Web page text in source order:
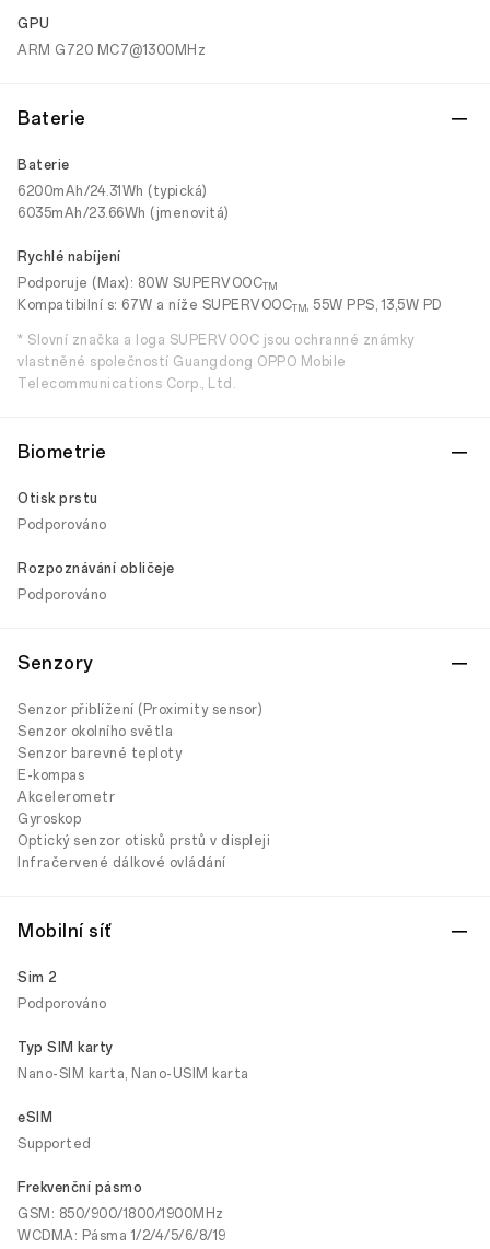
GPU
ARM G720 MC7@1300MHz
Baterie
Baterie
6200mAh/24.31Wh (typická)
6035mAh/23.66Wh (jmenovitá)
Rychlé nabíjení
Podporuje (Max): 80W SUPERVOOCTM
Kompatibilní s: 67W a níže SUPERVOOCTM, 55W PPS, 13,5W PD
* Slovní značka a loga SUPERVOOC jsou ochranné známky
vlastněné společností Guangdong OPPO Mobile
Telecommunications Corp., Ltd.
Biometrie
Otisk prstu
Podporováno
Rozpoznávání obličeje
Podporováno
Senzory
Senzor přiblížení (Proximity sensor)
Senzor okolního světla
Senzor barevné teploty
E-kompas
Akcelerometr
Gyroskop
Optický senzor otisků prstů v displeji
Infračervené dálkové ovládání
Mobilní síť
Sim 2
Podporováno
Typ SIM karty
Nano-SIM karta, Nano-USIM karta
eSIM
Supported
Frekvenční pásmo
GSM: 850/900/1800/1900MHz
WCDMA: Pásma 1/2/4/5/6/8/19